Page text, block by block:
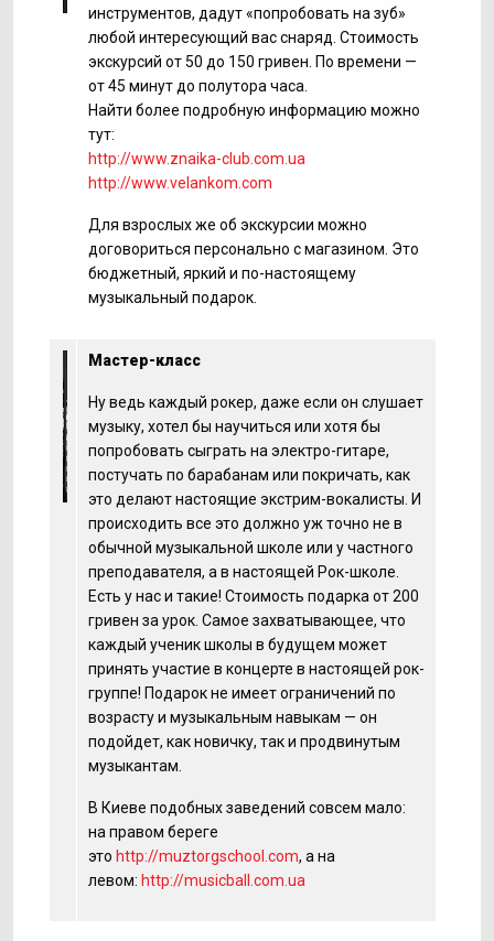
инструментов, дадут «попробовать на зуб»
любой интересующий вас снаряд. Стоимость
экскурсий от 50 до 150 гривен. По времени —
от 45 минут до полутора часа.
Найти более подробную информацию можно
тут:
http://www.znaika-club.com.ua
http://www.velankom.com
Для взрослых же об экскурсии можно
договориться персонально с магазином. Это
бюджетный, яркий и по-настоящему
музыкальный подарок.
Мастер-класс
Ну ведь каждый рокер, даже если он слушает
музыку, хотел бы научиться или хотя бы
попробовать сыграть на электро-гитаре,
постучать по барабанам или покричать, как
это делают настоящие экстрим-вокалисты. И
происходить все это должно уж точно не в
обычной музыкальной школе или у частного
преподавателя, а в настоящей Рок-школе.
Есть у нас и такие! Стоимость подарка от 200
гривен за урок. Самое захватывающее, что
каждый ученик школы в будущем может
принять участие в концерте в настоящей рок-
группе! Подарок не имеет ограничений по
возрасту и музыкальным навыкам — он
подойдет, как новичку, так и продвинутым
музыкантам.
В Киеве подобных заведений совсем мало:
на правом береге
это http://muztorgschool.com, а на
левом: http://musicball.com.ua